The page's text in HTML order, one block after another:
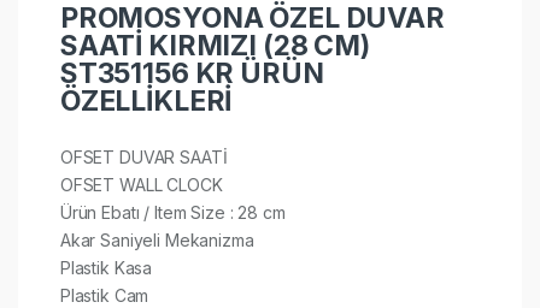
PROMOSYONA ÖZEL DUVAR
SAATİ KIRMIZI (28 CM)
ST351156 KR ÜRÜN
ÖZELLİKLERİ
OFSET DUVAR SAATİ
OFSET WALL CLOCK
Ürün Ebatı / Item Size : 28 cm
Akar Saniyeli Mekanizma
Plastik Kasa
Plastik Cam